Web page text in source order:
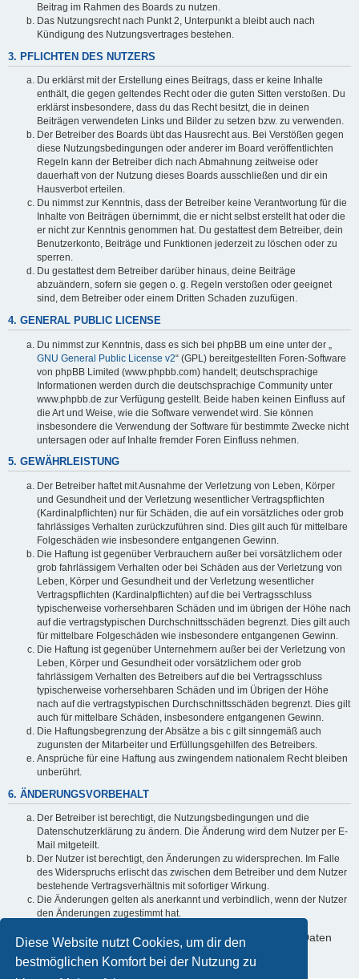
Diese Website nutzt Cookies, um dir den
bestmöglichen Komfort bei der Nutzung zu
Beitrag im Rahmen des Boards zu nutzen.
Das Nutzungsrecht nach Punkt 2, Unterpunkt a bleibt auch nach
Kündigung des Nutzungsvertrages bestehen.
3. PFLICHTEN DES NUTZERS
Du erklärst mit der Erstellung eines Beitrags, dass er keine Inhalte
enthält, die gegen geltendes Recht oder die guten Sitten verstoßen. Du
erklärst insbesondere, dass du das Recht besitzt, die in deinen
Beiträgen verwendeten Links und Bilder zu setzen bzw. zu verwenden.
Der Betreiber des Boards übt das Hausrecht aus. Bei Verstößen gegen
diese Nutzungsbedingungen oder anderer im Board veröffentlichten
Regeln kann der Betreiber dich nach Abmahnung zeitweise oder
dauerhaft von der Nutzung dieses Boards ausschließen und dir ein
Hausverbot erteilen.
Du nimmst zur Kenntnis, dass der Betreiber keine Verantwortung für die
Inhalte von Beiträgen übernimmt, die er nicht selbst erstellt hat oder die
er nicht zur Kenntnis genommen hat. Du gestattest dem Betreiber, dein
Benutzerkonto, Beiträge und Funktionen jederzeit zu löschen oder zu
sperren.
Du gestattest dem Betreiber darüber hinaus, deine Beiträge
abzuändern, sofern sie gegen o. g. Regeln verstoßen oder geeignet
sind, dem Betreiber oder einem Dritten Schaden zuzufügen.
4. GENERAL PUBLIC LICENSE
Du nimmst zur Kenntnis, dass es sich bei phpBB um eine unter der „
GNU General Public License v2“ (GPL) bereitgestellten Foren-Software
von phpBB Limited (www.phpbb.com) handelt; deutschsprachige
Informationen werden durch die deutschsprachige Community unter
www.phpbb.de zur Verfügung gestellt. Beide haben keinen Einfluss auf
die Art und Weise, wie die Software verwendet wird. Sie können
insbesondere die Verwendung der Software für bestimmte Zwecke nicht
untersagen oder auf Inhalte fremder Foren Einfluss nehmen.
5. GEWÄHRLEISTUNG
Der Betreiber haftet mit Ausnahme der Verletzung von Leben, Körper
und Gesundheit und der Verletzung wesentlicher Vertragspflichten
(Kardinalpflichten) nur für Schäden, die auf ein vorsätzliches oder grob
fahrlässiges Verhalten zurückzuführen sind. Dies gilt auch für mittelbare
Folgeschäden wie insbesondere entgangenen Gewinn.
Die Haftung ist gegenüber Verbrauchern außer bei vorsätzlichem oder
grob fahrlässigem Verhalten oder bei Schäden aus der Verletzung von
Leben, Körper und Gesundheit und der Verletzung wesentlicher
Vertragspflichten (Kardinalpflichten) auf die bei Vertragsschluss
typischerweise vorhersehbaren Schäden und im übrigen der Höhe nach
auf die vertragstypischen Durchschnittsschäden begrenzt. Dies gilt auch
für mittelbare Folgeschäden wie insbesondere entgangenen Gewinn.
Die Haftung ist gegenüber Unternehmern außer bei der Verletzung von
Leben, Körper und Gesundheit oder vorsätzlichem oder grob
fahrlässigem Verhalten des Betreibers auf die bei Vertragsschluss
typischerweise vorhersehbaren Schäden und im Übrigen der Höhe
nach auf die vertragstypischen Durchschnittsschäden begrenzt. Dies gilt
auch für mittelbare Schäden, insbesondere entgangenen Gewinn.
Die Haftungsbegrenzung der Absätze a bis c gilt sinngemäß auch
zugunsten der Mitarbeiter und Erfüllungsgehilfen des Betreibers.
Ansprüche für eine Haftung aus zwingendem nationalem Recht bleiben
unberührt.
6. ÄNDERUNGSVORBEHALT
Der Betreiber ist berechtigt, die Nutzungsbedingungen und die
Datenschutzerklärung zu ändern. Die Änderung wird dem Nutzer per E-
Mail mitgeteilt.
Der Nutzer ist berechtigt, den Änderungen zu widersprechen. Im Falle
des Widerspruchs erlischt das zwischen dem Betreiber und dem Nutzer
bestehende Vertragsverhältnis mit sofortiger Wirkung.
Die Änderungen gelten als anerkannt und verbindlich, wenn der Nutzer
den Änderungen zugestimmt hat.
Informationen über den Umgang mit deinen persönlichen Daten
sind in der Datenschutzerklärung enthalten.